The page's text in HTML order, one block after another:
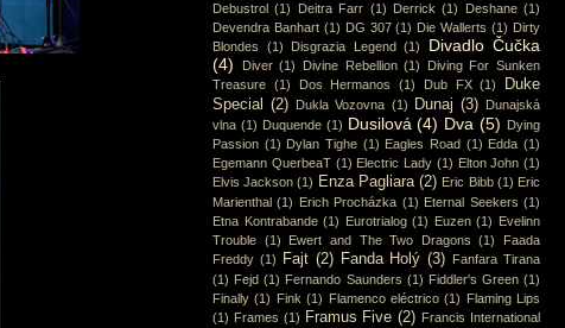
Debustrol
(1) Deitra Farr (1) Derrick (1) Deshane (1)
Devendra Banhart (1) DG 307 (1) Die Wallerts (1) Dirty
Blondes
(1) Disgrazia Legend (1)
Divadlo Čučka
(4)
Diver (1) Divine Rebellion (1)
Diving For Sunken
Treasure (1) Dos Hermanos (1) Dub FX (1)
Duke
Special (2) Dukla Vozovna (1) Dunaj (3)
Dunajská
vlna (1) Duquende (1) Dusilová (4) Dva (5)
Dying
Passion (1) Dylan Tighe (1) Eagles Road (1) Edda (1)
Egemann QuerbeaT (1) Electric Lady (1) Elton John (1)
Elvis Jackson (1) Enza Pagliara (2) Eric Bibb (1) Eric
Marienthal (1) Erich Procházka (1) Eternal Seekers (1)
Etna Kontrabande (1) Eurotrialog (1) Euzen (1)
Evelinn
Trouble (1) Ewert and The Two Dragons (1)
Faada
Freddy (1) Fajt (2) Fanda Holý (3)
Fanfara Tirana
(1) Fejd (1) Fernando Saunders (1) Fiddler's Green (1)
Finally (1) Fink (1) Flamenco eléctrico (1)
Flaming Lips
(1) Frames (1) Framus Five (2) Francis International